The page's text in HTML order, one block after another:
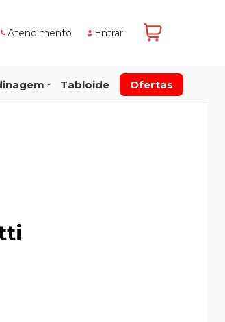
Atendimento Entrar
Tabloide Ofertas